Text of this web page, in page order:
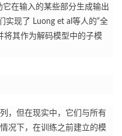
它在输入的某些部分生成输出
实现了 Luong et al 等人的“全
将其作为解码模型中的子模
，但在现实中，它们与所有
况下，在训练之前建立的模